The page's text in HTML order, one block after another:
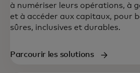
à numériser leurs opérations, à
et à accéder aux capitaux, pour
sûres, inclusives et durables.
Parcourir les solutions